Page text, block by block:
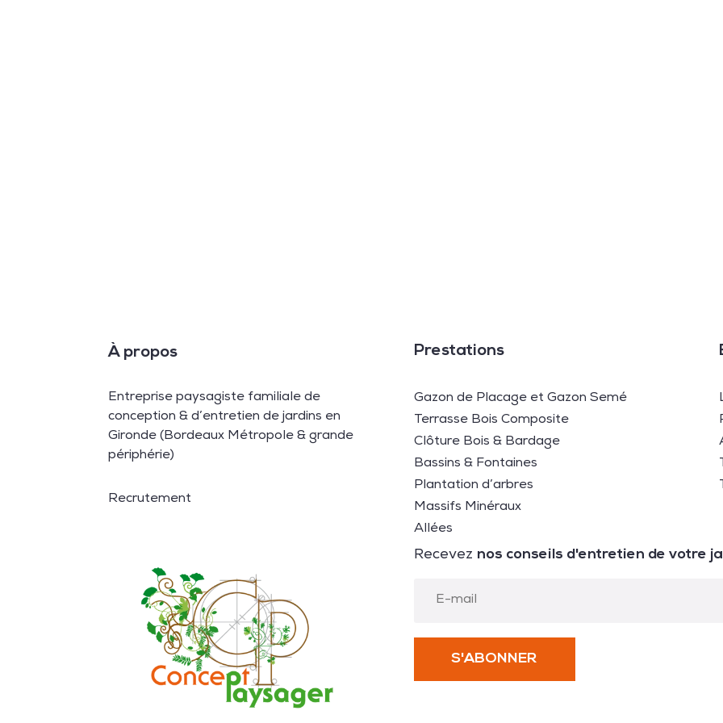
À propos
Entreprise paysagiste familiale de
conception & d’entretien de jardins en
Gironde (Bordeaux Métropole & grande
périphérie)
Recrutement
Prestations
Gazon de Placage et Gazon Semé
Terrasse Bois Composite
Clôture Bois & Bardage
Bassins & Fontaines
Plantation d’arbres
Massifs Minéraux
Allées
Recevez nos conseils d'entretien de votre
S'ABONNER